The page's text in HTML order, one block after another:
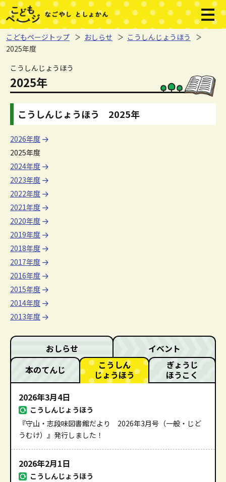
ページの先頭です。
本文へジャンプする。
メニ
こどもページトップ
おしらせ
こうしんじょうほう
2025年度
ここから本文です。
こうしんじょうほう
2025年
こうしんじょうほう 2025年
2026年度
2025年度
2024年度
2023年度
2022年度
2021年度
2020年度
2019年度
2018年度
2017年度
2016年度
2015年度
2014年度
2013年度
おしらせ
イベント
本のてんじ
こうしん
じょうほう
ぎょうじ
ほうこく
2026年3月4日
こうしんじょうほう
『守山・志段味図書館だより 2026年3月号（一般・じど
うむけ）』発行しました！
2026年2月1日
こうしんじょうほう